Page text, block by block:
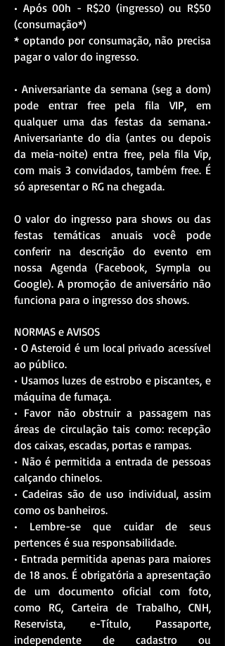
• Após 00h - R$20 (ingresso) ou R$50
(consumação*)
* optando por consumação, não precisa
pagar o valor do ingresso.
• Aniversariante da semana (seg a dom)
pode entrar free pela fila VIP, em
qualquer uma das festas da semana.•
Aniversariante do dia (antes ou depois
da meia-noite) entra free, pela fila Vip,
com mais 3 convidados, também free. É
só apresentar o RG na chegada.
O valor do ingresso para shows ou das
festas temáticas anuais você pode
conferir na descrição do evento em
nossa Agenda (Facebook, Sympla ou
Google). A promoção de aniversário não
funciona para o ingresso dos shows.
NORMAS e AVISOS
• O Asteroid é um local privado acessível
ao público.
• Usamos luzes de estrobo e piscantes, e
máquina de fumaça.
• Favor não obstruir a passagem nas
áreas de circulação tais como: recepção
dos caixas, escadas, portas e rampas.
• Não é permitida a entrada de pessoas
calçando chinelos.
• Cadeiras são de uso individual, assim
como os banheiros.
• Lembre-se que cuidar de seus
pertences é sua responsabilidade.
• Entrada permitida apenas para maiores
de 18 anos. É obrigatória a apresentação
de um documento oficial com foto,
como RG, Carteira de Trabalho, CNH,
Reservista, e-Título, Passaporte,
independente de cadastro ou